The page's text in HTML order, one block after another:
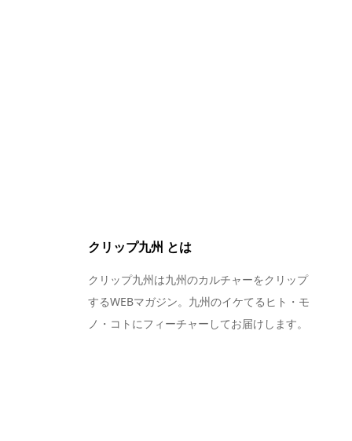
クリップ九州 とは
クリップ九州は九州のカルチャーをクリップ
するWEBマガジン。九州のイケてるヒト・モ
ノ・コトにフィーチャーしてお届けします。